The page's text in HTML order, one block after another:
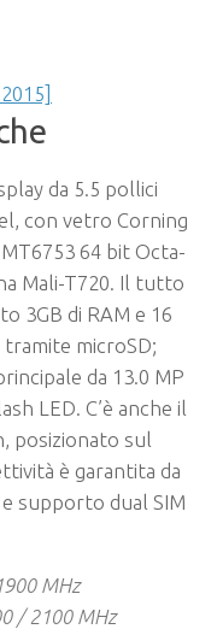
da 5.5 pollici
con vetro Corning
64 bit Octa-
Mali-T720. Il tutto
3GB di RAM e 16
tramite microSD;
da 13.0 MP
LED. C’è anche il
posizionato sul
è garantita da
e supporto dual SIM
MHz
/ 2100 MHz